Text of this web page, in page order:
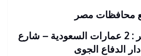
محافظات مصر
فرع مدينة نصر : 2 عمارات السعودية – شارع
الدفاع الجوى